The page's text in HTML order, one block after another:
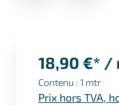
18,90 €* /
Contenu : 1 mtr
Prix hors TVA,